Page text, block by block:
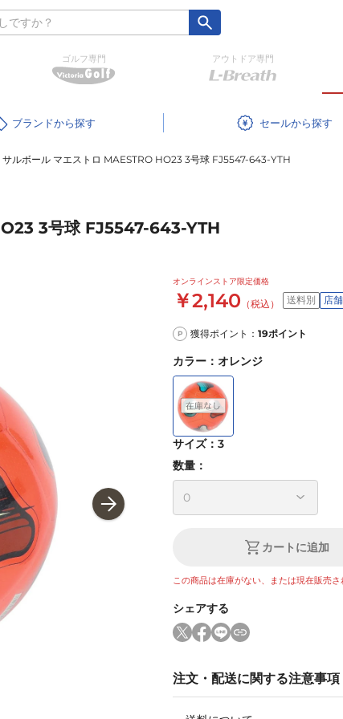
ゴルフ専門 アウトドア専門
ブランド セール
サルボール マエストロ MAESTRO HO23 3号球 FJ5547-643-YTH
3号球 FJ5547-643-YTH
オンラインストア限定価格
￥2,140 （税込） 送料別 店
P 獲得ポイント： 19ポイント
カラー ： オレンジ
サイズ： 3
数量：
カートに追加
この商品は在庫がない、または現在販売さ
シェアする
注文・配送に関する注意事項